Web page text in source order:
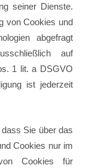
seiner Dienste.
von Cookies und
abgefragt
auf
1 lit. a DSGVO
ist jederzeit
Sie über das
Cookies nur im
Cookies für